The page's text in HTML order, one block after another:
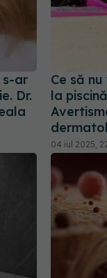
s-ar
Dr.
Ce să
la
04 iul 2025,